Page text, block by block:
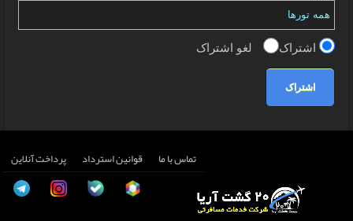
اشتراک لغو اشتراک
اشتراک
تماس با ما قوانین استرداد پرداخت آنلاین